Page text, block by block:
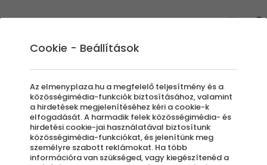
Rafting túrák és canyoning: az
adrenalin szerelmeseinek
Kellemes környezet a természet sűrűjében,
ahol profi csapatok, sok nevetés és izgalom
várja azokat, akik ki szeretnének egy rövid
időre szabadulni a hétköznapok
Cookie - Beállítások
Az elmenyplaza.hu a megfelelő teljesítmény és a
közösségimédia-funkciók biztosításához, valamint
a hirdetések megjelenítéséhez kéri a cookie-k
elfogadását. A harmadik felek közösségimédia- és
hirdetési cookie-jai használatával biztosítunk
közösségimédia-funkciókat, és jelenítünk meg
személyre szabott reklámokat. Ha több
információra van szükséged, vagy kiegészítenéd a